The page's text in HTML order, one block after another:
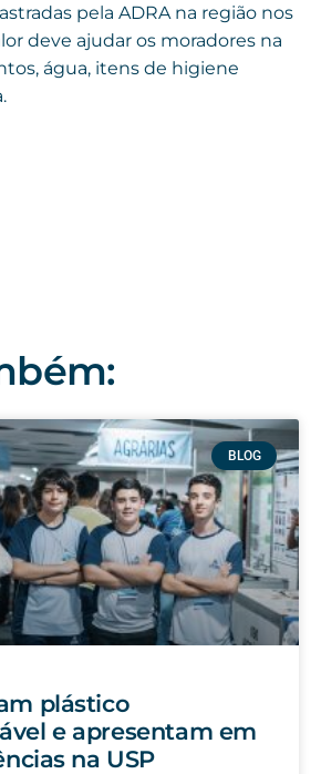
pela ADRA na região nos
deve ajudar os moradores na
água, itens de higiene
BLOG
plástico
e apresentam em
na USP